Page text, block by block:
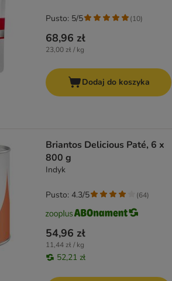
68,96 zł
23,00 zł / kg
Pusto: 5/5 (10)
Dodaj do koszyka
Briantos Delicious Paté, 6 x
800 g
Indyk
54,96 zł
11,44 zł / kg
52,21 zł
Pusto: 4.3/5 (64)